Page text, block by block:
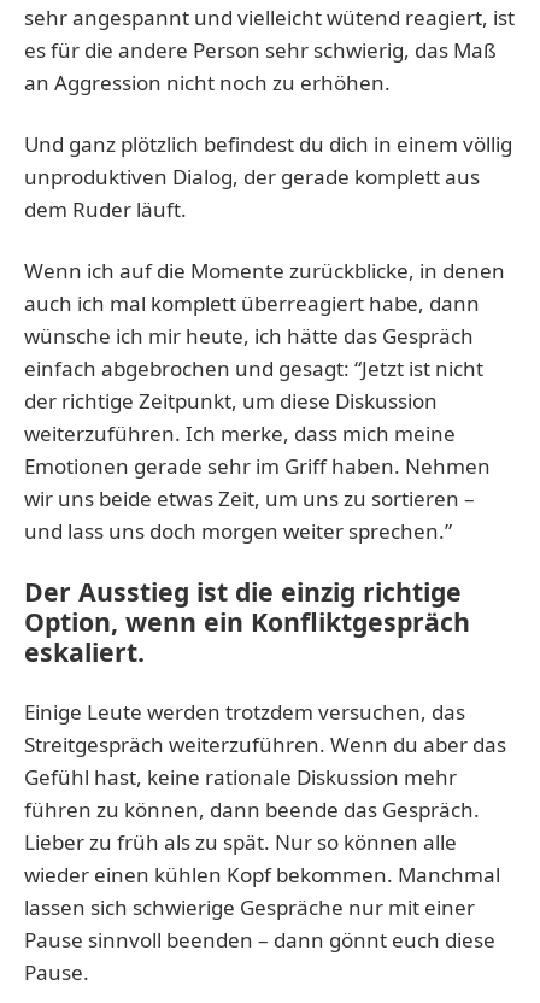
sehr angespannt und vielleicht wütend reagiert, ist
es für die andere Person sehr schwierig, das Maß
an Aggression nicht noch zu erhöhen.
Und ganz plötzlich befindest du dich in einem völlig
unproduktiven Dialog, der gerade komplett aus
dem Ruder läuft.
Wenn ich auf die Momente zurückblicke, in denen
auch ich mal komplett überreagiert habe, dann
wünsche ich mir heute, ich hätte das Gespräch
einfach abgebrochen und gesagt: “Jetzt ist nicht
der richtige Zeitpunkt, um diese Diskussion
weiterzuführen. Ich merke, dass mich meine
Emotionen gerade sehr im Griff haben. Nehmen
wir uns beide etwas Zeit, um uns zu sortieren –
und lass uns doch morgen weiter sprechen.”
Der Ausstieg ist die einzig richtige
Option, wenn ein Konfliktgespräch
eskaliert.
Einige Leute werden trotzdem versuchen, das
Streitgespräch weiterzuführen. Wenn du aber das
Gefühl hast, keine rationale Diskussion mehr
führen zu können, dann beende das Gespräch.
Lieber zu früh als zu spät. Nur so können alle
wieder einen kühlen Kopf bekommen. Manchmal
lassen sich schwierige Gespräche nur mit einer
Pause sinnvoll beenden – dann gönnt euch diese
Pause.